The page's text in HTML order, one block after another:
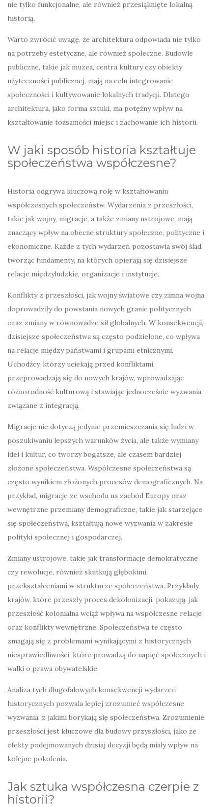
nie tylko funkcjonalne, ale również przesiąknięte lokalną
historią.
Warto zwrócić uwagę, że architektura odpowiada nie tylko
na potrzeby estetyczne, ale również społeczne. Budowle
publiczne, takie jak muzea, centra kultury czy obiekty
użyteczności publicznej, mają na celu integrowanie
społeczności i kultywowanie lokalnych tradycji. Dlatego
architektura, jako forma sztuki, ma potężny wpływ na
kształtowanie tożsamości miejsc i zachowanie ich historii.
W jaki sposób historia kształtuje
społeczeństwa współczesne?
Historia odgrywa kluczową rolę w kształtowaniu
współczesnych społeczeństw. Wydarzenia z przeszłości,
takie jak wojny, migracje, a także zmiany ustrojowe, mają
znaczący wpływ na obecne struktury społeczne, polityczne i
ekonomiczne. Każde z tych wydarzeń pozostawia swój ślad,
tworząc fundamenty, na których opierają się dzisiejsze
relacje międzyludzkie, organizacje i instytucje.
Konflikty z przeszłości, jak wojny światowe czy zimna wojna,
doprowadziły do powstania nowych granic politycznych
oraz zmiany w równowadze sił globalnych. W konsekwencji,
dzisiejsze społeczeństwa są często podzielone, co wpływa
na relacje między państwami i grupami etnicznymi.
Uchodźcy, którzy uciekają przed konfliktami,
przeprowadzają się do nowych krajów, wprowadzając
różnorodność kulturową i stawiając jednocześnie wyzwania
związane z integracją.
Migracje nie dotyczą jedynie przemieszczania się ludzi w
poszukiwaniu lepszych warunków życia, ale także wymiany
idei i kultur, co tworzy bogatsze, ale czasem bardziej
złożone społeczeństwa. Współczesne społeczeństwa są
często wynikiem złożonych procesów demograficznych. Na
przykład, migracje ze wschodu na zachód Europy oraz
wewnętrzne przemiany demograficzne, takie jak starzejące
się społeczeństwa, kształtują nowe wyzwania w zakresie
polityki społecznej i gospodarczej.
Zmiany ustrojowe, takie jak transformacje demokratyczne
czy rewolucje, również skutkują głębokimi
przekształceniami w strukturze społeczeństwa. Przykłady
krajów, które przeszły proces dekolonizacji, pokazują, jak
przeszłość kolonialna wciąż wpływa na współczesne relacje
oraz konflikty wewnętrzne. Społeczeństwa te często
zmagają się z problemami wynikającymi z historycznych
niesprawiedliwości, które prowadzą do napięć społecznych i
walki o prawa obywatelskie.
Analiza tych długofalowych konsekwencji wydarzeń
historycznych pozwala lepiej zrozumieć współczesne
wyzwania, z jakimi borykają się społeczeństwa. Zrozumienie
przeszłości jest kluczowe dla budowy przyszłości, jako że
efekty podejmowanych dzisiaj decyzji będą miały wpływ na
kolejne pokolenia.
Jak sztuka współczesna czerpie z
historii?